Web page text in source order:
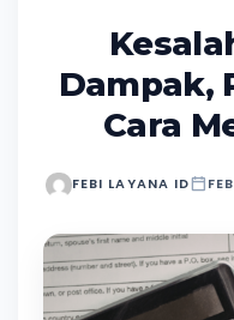
Dampak,
Cara
FEBI LAYANA ID